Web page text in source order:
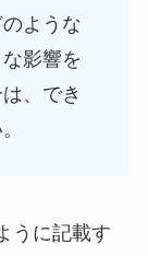
ような
影響を
、でき
うに記載す